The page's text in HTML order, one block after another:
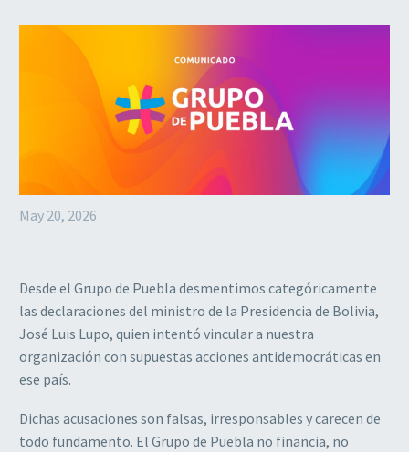
May 20, 2026
Desde el Grupo de Puebla desmentimos categóricamente
las declaraciones del ministro de la Presidencia de Bolivia,
José Luis Lupo, quien intentó vincular a nuestra
organización con supuestas acciones antidemocráticas en
ese país.
Dichas acusaciones son falsas, irresponsables y carecen de
todo fundamento. El Grupo de Puebla no financia, no